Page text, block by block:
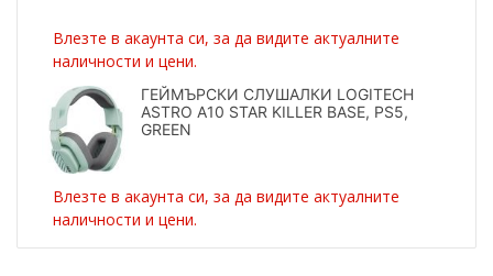
Влезте в акаунта си, за да видите актуалните
наличности и цени.
ГЕЙМЪРСКИ СЛУШАЛКИ LOGITECH
ASTRO A10 STAR KILLER BASE, PS5,
GREEN
Влезте в акаунта си, за да видите актуалните
наличности и цени.